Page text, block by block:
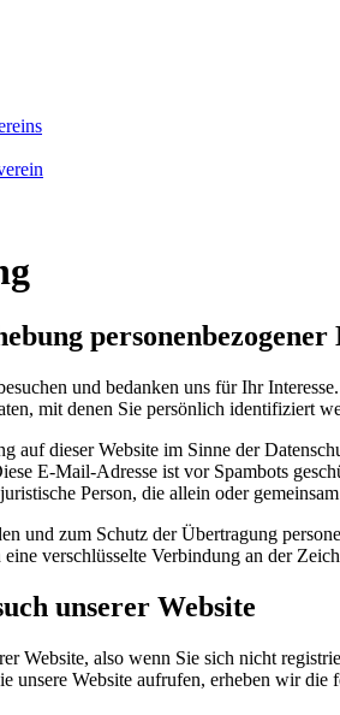
und bedanken uns für Ihr
mit denen Sie persönlich identifiziert
auf dieser Website im Sinne der
E-Mail-Adresse ist vor Spambots
Person, die allein oder
und zum Schutz der Übertragung
verschlüsselte Verbindung an der
unserer Website
Website, also wenn Sie sich nicht
unsere Website aufrufen, erheben wir